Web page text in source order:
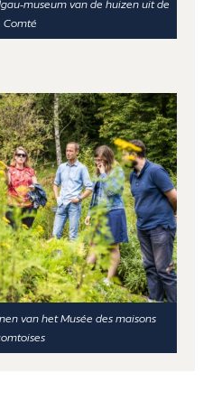
museum van de huizen uit de
Comté
van het Musée des maisons